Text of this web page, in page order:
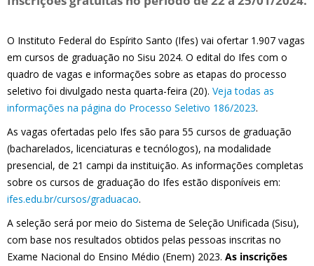
O Instituto Federal do Espírito Santo (Ifes) vai ofertar 1.907 vagas
em cursos de graduação no Sisu 2024. O edital do Ifes com o
quadro de vagas e informações sobre as etapas do processo
seletivo foi divulgado nesta quarta-feira (20). Veja todas as
informações na página do Processo Seletivo 186/2023.
As vagas ofertadas pelo Ifes são para 55 cursos de graduação
(bacharelados, licenciaturas e tecnólogos), na modalidade
presencial, de 21 campi da instituição. As informações completas
sobre os cursos de graduação do Ifes estão disponíveis em:
ifes.edu.br/cursos/graduacao.
A seleção será por meio do Sistema de Seleção Unificada (Sisu),
com base nos resultados obtidos pelas pessoas inscritas no
Exame Nacional do Ensino Médio (Enem) 2023. As inscrições